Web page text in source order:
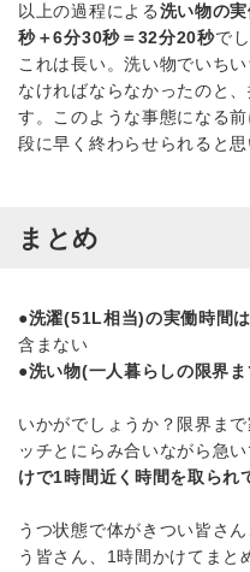
以上の過程による洗い物の
秒＋6分30秒＝32分20秒でし
これは長い。洗い物でいち
なければならなかったのと
す。このような事態になる
段に早く終わらせられると思
まとめ
●洗濯(51L相当)の実働時間
含まない
●洗い物(一人暮らしの限界
いかがでしょうか？限界ま
ッチとにらみ合いながら急い
けで1時間近く時間を取られ
うつ状態で体がきつい皆さ
う皆さん、1時間かけてまと